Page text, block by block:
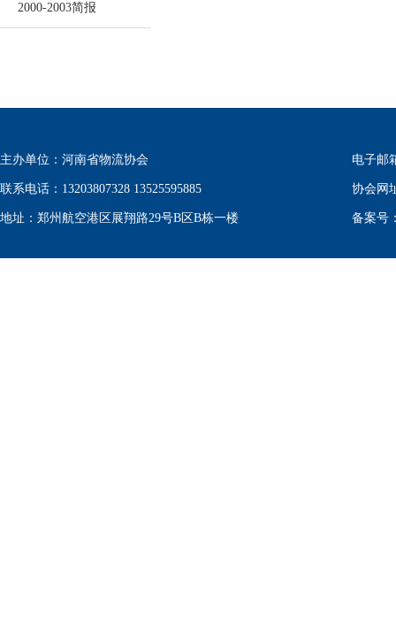
2000-2003简报
主办单位：河南省物流协会
联系电话：13203807328 13525595885
地址：郑州航空港区展翔路29号B区B栋一楼
电子邮
协会网
备案号